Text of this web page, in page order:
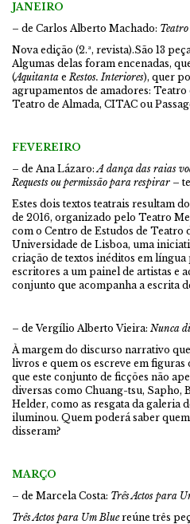
JANEIRO
– de Carlos Alberto Machado:
Nova edição (2.ª, revista).São 13
Algumas delas foram encenadas,
(Aquitanta eRestos. Interiores), quer
agrupamentos de amadores: Teatro
Teatro de Almada, CITAC ou
FEVEREIRO
– de Ana Lázaro:A dança das raias
Requests ou permissão para respirar –
Estes dois textos teatrais resultam
de 2016, organizado pelo Teatro
com o Centro de Estudos de Teatro
Universidade de Lisboa, uma
criação de textos inéditos em língua
escritores a um painel de artistas e
conjunto que acompanha a escrita
– de Vergílio Alberto Vieira: Nunca
À margem do discurso narrativo
livros e quem os escreve em
que este conjunto de ficções não
diversas como Chuang-tsu, Sapho,
Helder, como as resgata da galeria
iluminou. Quem poderá saber
disseram?
MARÇO
– de Marcela Costa: Três Actos para
Três Actos para Um Bluereúne três